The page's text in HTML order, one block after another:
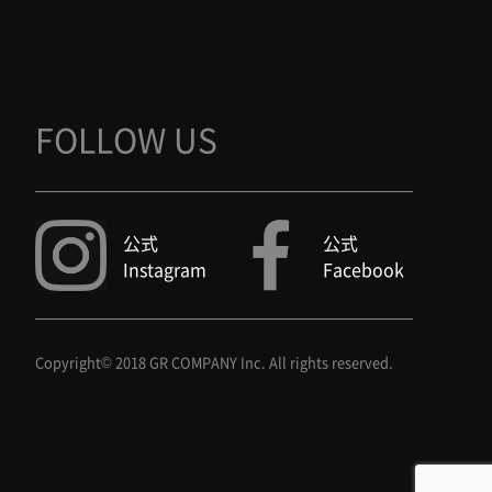
FOLLOW US
公式
Instagram
公式
Facebook
Copyright© 2018 GR COMPANY Inc. All rights reserved.